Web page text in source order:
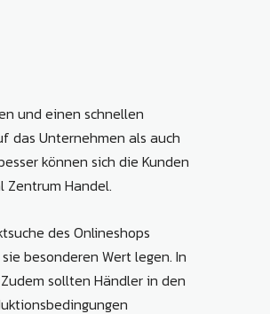
und einen schnellen
das Unternehmen als auch
können sich die Kunden
Zentrum Handel.
des Onlineshops
besonderen Wert legen. In
sollten Händler in den